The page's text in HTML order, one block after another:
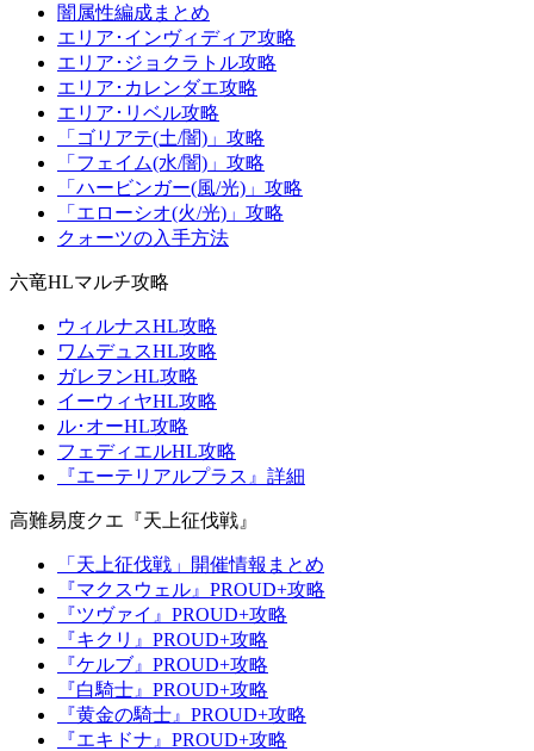
闇属性編成まとめ
エリア･インヴィディア攻略
エリア･ジョクラトル攻略
エリア･カレンダエ攻略
エリア･リベル攻略
「ゴリアテ(土/闇)」攻略
「フェイム(水/闇)」攻略
「ハービンガー(風/光)」攻略
「エローシオ(火/光)」攻略
クォーツの入手方法
六竜HLマルチ攻略
ウィルナスHL攻略
ワムデュスHL攻略
ガレヲンHL攻略
イーウィヤHL攻略
ル･オーHL攻略
フェディエルHL攻略
『エーテリアルプラス』詳細
高難易度クエ『天上征伐戦』
「天上征伐戦」開催情報まとめ
『マクスウェル』PROUD+攻略
『ツヴァイ』PROUD+攻略
『キクリ』PROUD+攻略
『ケルブ』PROUD+攻略
『白騎士』PROUD+攻略
『黄金の騎士』PROUD+攻略
『エキドナ』PROUD+攻略